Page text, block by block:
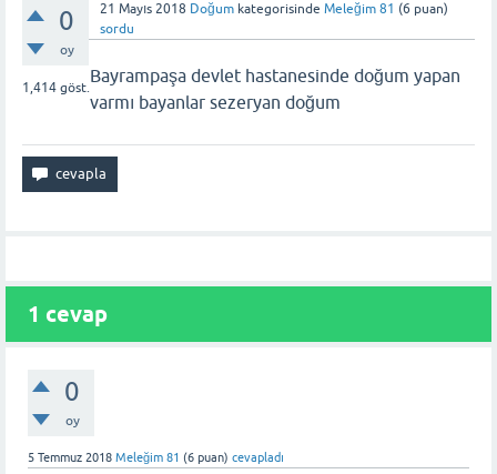
0
oy
1,414 göst.
21 Mayıs 2018 Doğum kategorisinde Meleğim 81 (6 puan)
sordu
Bayrampaşa devlet hastanesinde doğum yapan
varmı bayanlar sezeryan doğum
1 cevap
0
oy
5 Temmuz 2018 Meleğim 81 (6 puan) cevapladı